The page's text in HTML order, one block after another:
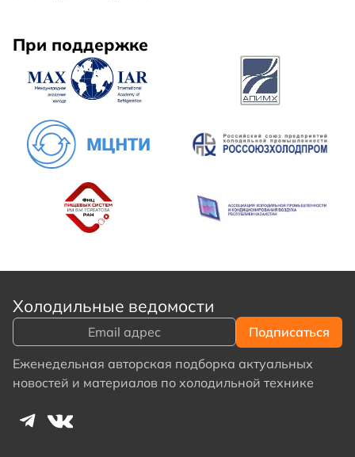
При поддержке
Холодильные ведомости
Еженедельная авторская подборка актуальных
новостей и материалов по холодильной технике